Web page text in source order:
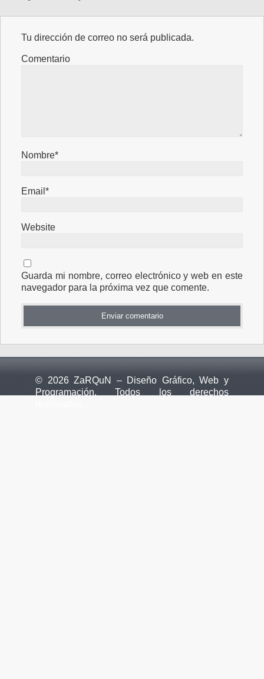
Tu dirección de correo no será publicada.
Comentario
Nombre*
Email*
Website
Guarda mi nombre, correo electrónico y web en este
navegador para la próxima vez que comente.
© 2026 ZaRQuN – Diseño Gráfico, Web y
Programación. Todos los derechos